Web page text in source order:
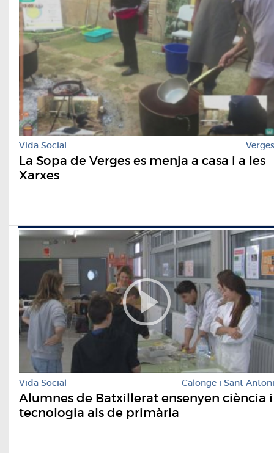
Vida Social Verges
La Sopa de Verges es menja a casa i a les
Xarxes
Vida Social Calonge i Sant Antoni
Alumnes de Batxillerat ensenyen ciència i
tecnologia als de primària